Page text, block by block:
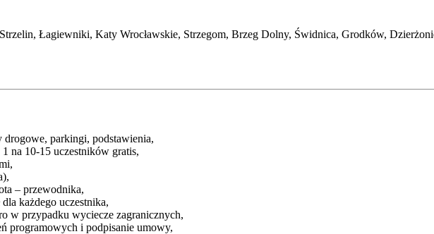
Łagiewniki, Katy Wrocławskie, Strzegom, Brzeg Dolny, Świdnica, Grodków,
drogowe, parkingi, podstawienia,
na 10-15 uczestników gratis,
– przewodnika,
każdego uczestnika,
w przypadku wyciecze zagranicznych,
programowych i podpisanie umowy,